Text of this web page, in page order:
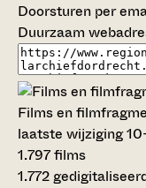
Doorsturen per
Duurzaam
Films en
laatste wijziging
1.797 films
1.772